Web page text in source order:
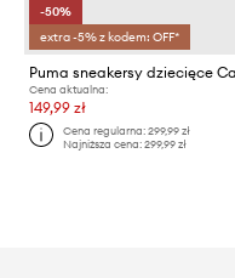
-50%
extra -5% z kodem: OFF*
Cena aktualna:
149,99 zł
Cena regularna:299,99 zł
Najniższa cena:299,99 zł